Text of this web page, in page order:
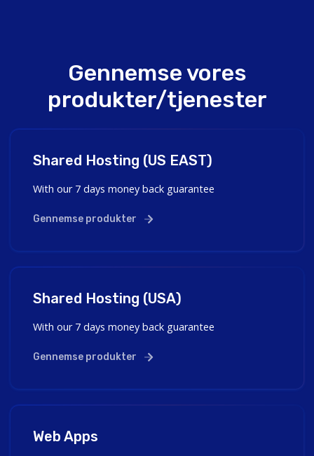
Gennemse vores
produkter/tjenester
Shared Hosting (US EAST)
With our 7 days money back guarantee
Gennemse produkter
Shared Hosting (USA)
With our 7 days money back guarantee
Gennemse produkter
Web Apps